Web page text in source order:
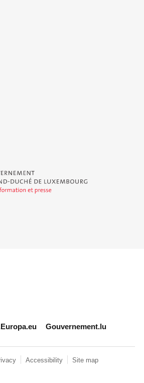
Duché de Luxembourg - Service
data.public.lu
Gouvernement.lu
Accessibility Site map